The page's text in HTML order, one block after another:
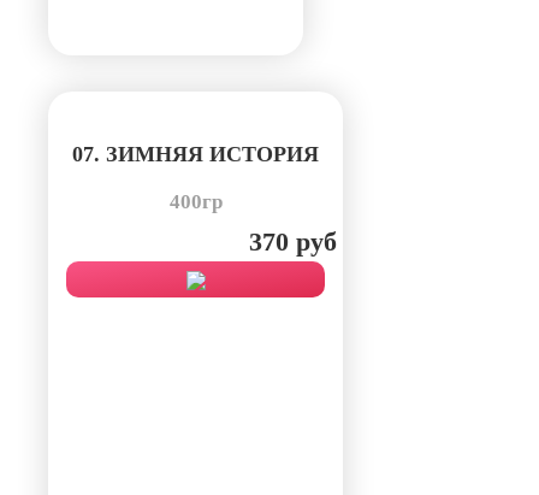
07. ЗИМНЯЯ ИСТОРИЯ
400гр
370 руб